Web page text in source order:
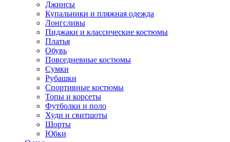
Джинсы
Купальники и пляжная одежда
Лонгсливы
Пиджаки и классические костюмы
Платья
Обувь
Повседневные костюмы
Сумки
Рубашки
Спортивные костюмы
Топы и корсеты
Футболки и поло
Худи и свитшоты
Шорты
Юбки